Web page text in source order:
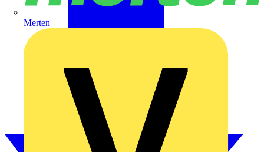
Merten